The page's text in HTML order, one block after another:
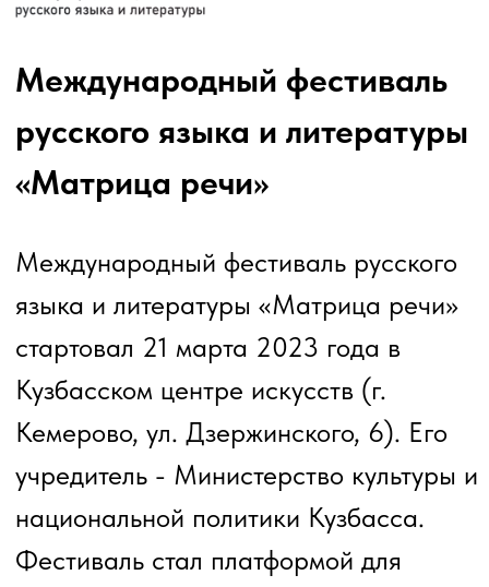
«Матрица речи»
Международный фестиваль русского
языка и литературы «Матрица речи»
стартовал 21 марта 2023 года в
Кемерово, ул. Дзержинского, 6). Его
национальной политики Кузбасса.
Фестиваль стал платформой для
обмена идеями и опытом в области
изучения и популяризации наследия
русскоязычного мира и объединения
на его основе людей разных
национальностей, культур и
вероисповеданий.
Фестиваль был реализован по трем
главным направлениям: